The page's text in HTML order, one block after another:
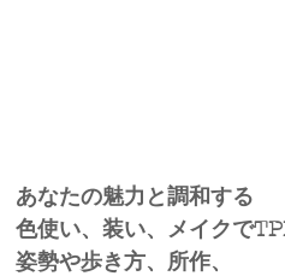
あなたの魅力と調和する
色使い、装い、メイクで
姿勢や歩き方、所作、